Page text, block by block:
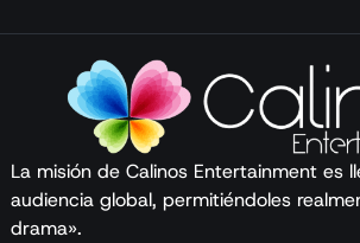
La misión de Calinos Entertainment es
audiencia global, permitiéndoles
drama».